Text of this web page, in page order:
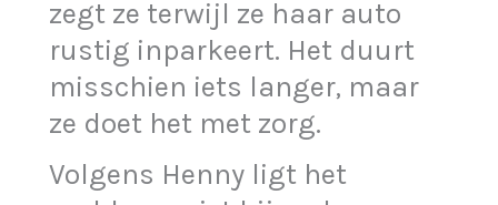
zegt ze terwijl ze haar auto
rustig inparkeert. Het duurt
misschien iets langer, maar
ze doet het met zorg.
Volgens Henny ligt het